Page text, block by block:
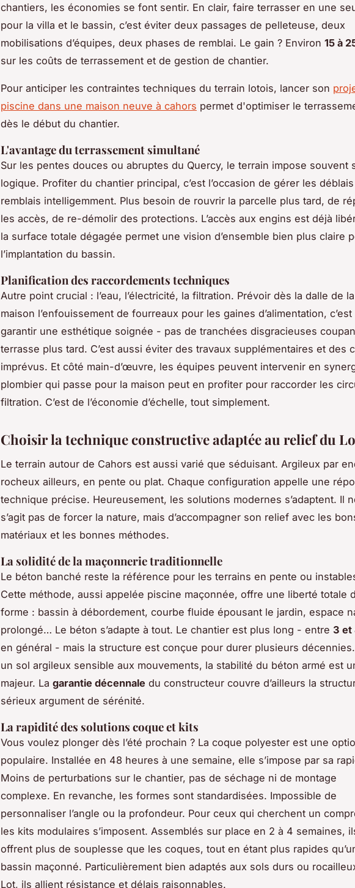
chantiers, les économies se font sentir. En clair, faire terrasser en une
pour la villa et le bassin, c’est éviter deux passages de pelleteuse, deux
mobilisations d’équipes, deux phases de remblai. Le gain ? Environ 15 à
sur les coûts de terrassement et de gestion de chantier.
Pour anticiper les contraintes techniques du terrain lotois, lancer son
piscine dans une maison neuve à cahors permet d'optimiser le
dès le début du chantier.
L'avantage du terrassement simultané
Sur les pentes douces ou abruptes du Quercy, le terrain impose souvent
logique. Profiter du chantier principal, c’est l’occasion de gérer les
remblais intelligemment. Plus besoin de rouvrir la parcelle plus tard, de
les accès, de re-démolir des protections. L’accès aux engins est déjà
la surface totale dégagée permet une vision d’ensemble bien plus claire
l’implantation du bassin.
Planification des raccordements techniques
Autre point crucial : l’eau, l’électricité, la filtration. Prévoir dès la dalle de la
maison l’enfouissement de fourreaux pour les gaines d’alimentation, c’est
garantir une esthétique soignée - pas de tranchées disgracieuses
terrasse plus tard. C’est aussi éviter des travaux supplémentaires et des
imprévus. Et côté main-d’œuvre, les équipes peuvent intervenir en
plombier qui passe pour la maison peut en profiter pour raccorder les
filtration. C’est de l’économie d’échelle, tout simplement.
Choisir la technique constructive adaptée au relief du
Le terrain autour de Cahors est aussi varié que séduisant. Argileux par
rocheux ailleurs, en pente ou plat. Chaque configuration appelle une
technique précise. Heureusement, les solutions modernes s’adaptent. Il
s’agit pas de forcer la nature, mais d’accompagner son relief avec les
matériaux et les bonnes méthodes.
La solidité de la maçonnerie traditionnelle
Le béton banché reste la référence pour les terrains en pente ou
Cette méthode, aussi appelée piscine maçonnée, offre une liberté totale
forme : bassin à débordement, courbe fluide épousant le jardin, espace
prolongé… Le béton s’adapte à tout. Le chantier est plus long - entre 3 et
en général - mais la structure est conçue pour durer plusieurs
un sol argileux sensible aux mouvements, la stabilité du béton armé est
majeur. La garantie décennale du constructeur couvre d’ailleurs la
sérieux argument de sérénité.
La rapidité des solutions coque et kits
Vous voulez plonger dès l’été prochain ? La coque polyester est une
populaire. Installée en 48 heures à une semaine, elle s’impose par sa
Moins de perturbations sur le chantier, pas de séchage ni de montage
complexe. En revanche, les formes sont standardisées. Impossible de
personnaliser l’angle ou la profondeur. Pour ceux qui cherchent un
les kits modulaires s’imposent. Assemblés sur place en 2 à 4 semaines,
offrent plus de souplesse que les coques, tout en étant plus rapides
bassin maçonné. Particulièrement bien adaptés aux sols durs ou
Lot, ils allient résistance et délais raisonnables.